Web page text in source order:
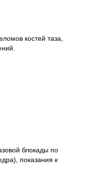
костей таза,
блокады по
показания к